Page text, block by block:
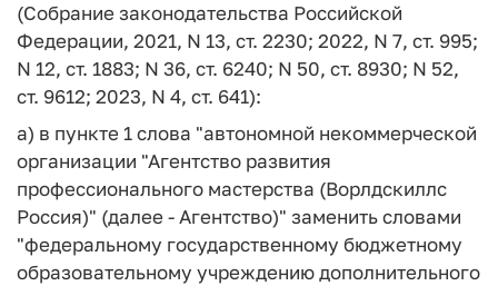
(Собрание законодательства Российской
Федерации, 2021, N 13, ст. 2230; 2022, N 7, ст. 995;
N 12, ст. 1883; N 36, ст. 6240; N 50, ст. 8930; N 52,
ст. 9612; 2023, N 4, ст. 641):
а) в пункте 1 слова "автономной некоммерческой
организации "Агентство развития
профессионального мастерства (Ворлдскиллс
Россия)" (далее - Агентство)" заменить словами
"федеральному государственному бюджетному
образовательному учреждению дополнительного